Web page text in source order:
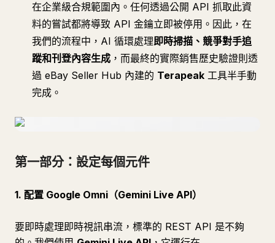
在企業級合規範圍內。任何透過公開 API 抓取此資
料的嘗試都將導致 API 金鑰立即被停用。因此，在
我們的流程中，AI 循環處理即時掃描、競爭對手追
蹤和刊登內容生成 ，而最終的實際銷售歷史驗證則透
過 eBay Seller Hub 內建的 Terapeak 工具半手動
完成。
第一部分：設定每個元件
1. 配置 Google Omni（Gemini Live API）
要即時處理即時視訊串流，標準的 REST API 是不夠